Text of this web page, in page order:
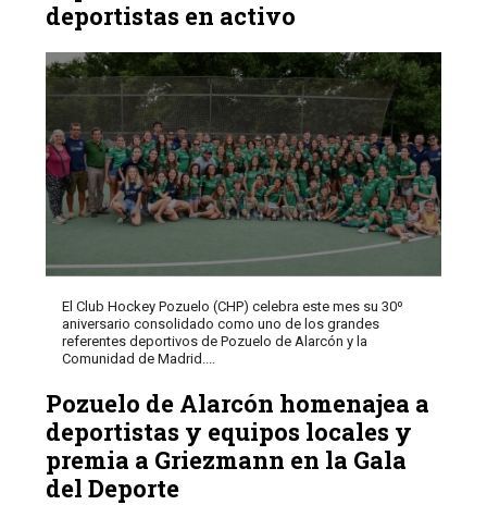
deportistas en activo
El Club Hockey Pozuelo (CHP) celebra este mes su 30º
aniversario consolidado como uno de los grandes
referentes deportivos de Pozuelo de Alarcón y la
Comunidad de Madrid....
Pozuelo de Alarcón homenajea a
deportistas y equipos locales y
premia a Griezmann en la Gala
del Deporte